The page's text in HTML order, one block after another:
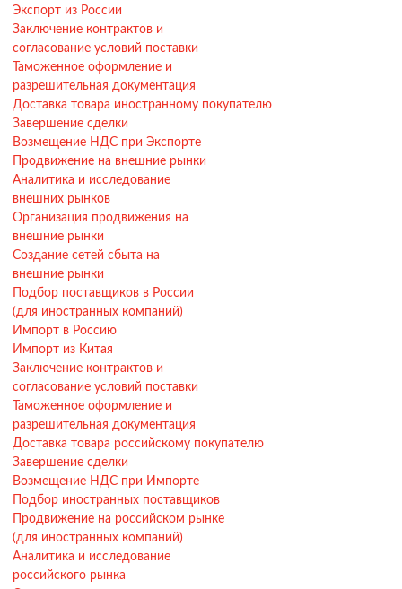
Экспорт из России
Заключение контрактов и
согласование условий поставки
Таможенное оформление и
разрешительная документация
Доставка товара иностранному покупателю
Завершение сделки
Возмещение НДС при Экспорте
Продвижение на внешние рынки
Аналитика и исследование
внешних рынков
Организация продвижения на
внешние рынки
Создание сетей сбыта на
внешние рынки
Подбор поставщиков в России
(для иностранных компаний)
Импорт в Россию
Импорт из Китая
Заключение контрактов и
согласование условий поставки
Таможенное оформление и
разрешительная документация
Доставка товара российскому покупателю
Завершение сделки
Возмещение НДС при Импорте
Подбор иностранных поставщиков
Продвижение на российском рынке
(для иностранных компаний)
Аналитика и исследование
российского рынка